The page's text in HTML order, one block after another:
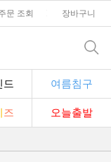
문 조회 장바구니
드 여름침구
즈 오늘출발